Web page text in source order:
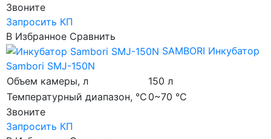
Звоните
Запросить КП
В Избранное Сравнить
SAMBORI Инкубатор
Sambori SMJ-150N
Объем камеры, л
150 л
Температурный диапазон, °C 0~70 °C
Звоните
Запросить КП